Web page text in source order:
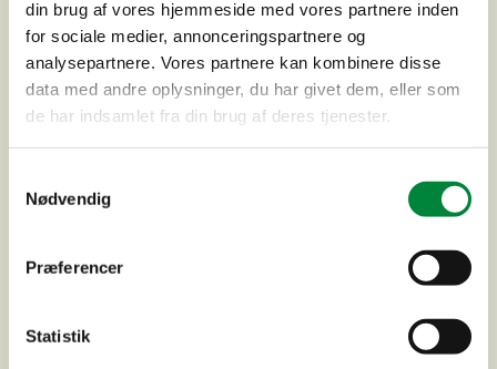
din brug af vores hjemmeside med vores partnere inden
for sociale medier, annonceringspartnere og
analysepartnere. Vores partnere kan kombinere disse
data med andre oplysninger, du har givet dem, eller som
de har indsamlet fra din brug af deres tjenester.
Nødvendig
Præferencer
Statistik